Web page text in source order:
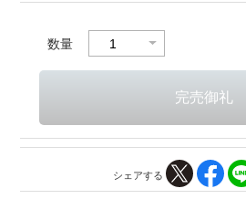
数量
シェアする